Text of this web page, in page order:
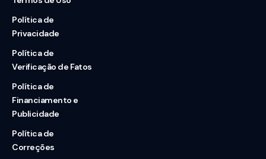
Política de
Privacidade
Política de
Verificação de Fatos
Política de
Financiamento e
Publicidade
Política de
Correções